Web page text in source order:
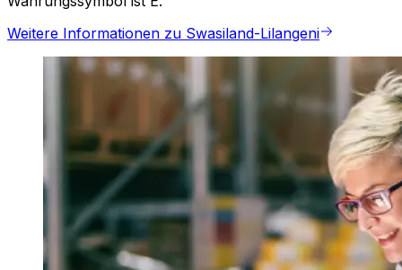
Weitere Informationen zu Swasiland-Lilangeni